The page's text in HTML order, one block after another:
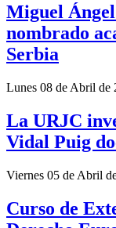
Miguel
nombrado
Serbia
Lunes 08 de Abril de
La URJC
Vidal Puig
Viernes 05 de Abril
Curso de